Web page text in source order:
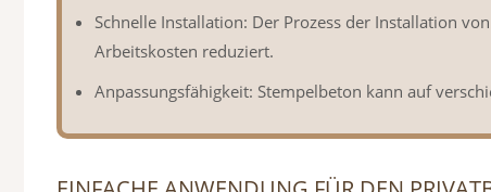
Schnelle Installation: Der Prozess der Installation
Arbeitskosten reduziert.
Anpassungsfähigkeit: Stempelbeton kann auf